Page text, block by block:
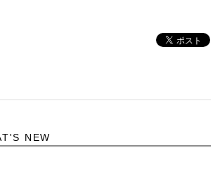
NEW